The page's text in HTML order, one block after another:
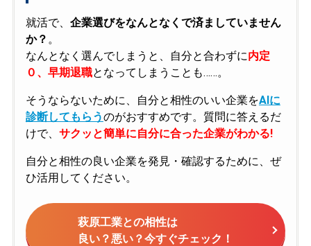
就活で、 企業選びをなんとなくで済ましていません
か？ 。
なんとなく選んでしまうと、自分と合わずに内定
０、早期退職となってしまうことも……。
そうならないために、自分と相性のいい企業をAIに
診断してもらうのがおすすめです。質問に答えるだ
けで、 サクッと簡単に自分に合った企業がわかる!
自分と相性の良い企業を発見・確認するために、ぜ
ひ活用してください。
萩原工業との相性は
良い？悪い？今すぐチェック！